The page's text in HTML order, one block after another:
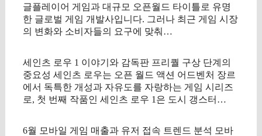
글플레이어 게임과 대규모 오픈월드 타이틀로 유명
한 글로벌 게임 개발사입니다. 그러나 최근 게임 시장
의 변화와 소비자들의 요구에 맞춰…
세인츠 로우 1 이야기와 감독판 프리퀄 구상 단계의
중요성 세인츠 로우는 오픈 월드 액션 어드벤처 장르
에서 독특한 개성과 자유도를 자랑하는 게임 시리즈
로, 첫 번째 작품인 세인츠 로우 1은 도시 갱스터…
6월 모바일 게임 매출과 유저 접속 트렌드 분석 모바